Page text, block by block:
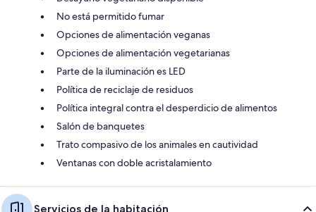
No está permitido fumar
Opciones de alimentación veganas
Opciones de alimentación vegetarianas
Parte de la iluminación es LED
Política de reciclaje de residuos
Política integral contra el desperdicio de alimentos
Salón de banquetes
Trato compasivo de los animales en cautividad
Ventanas con doble acristalamiento
Servicios de la habitación